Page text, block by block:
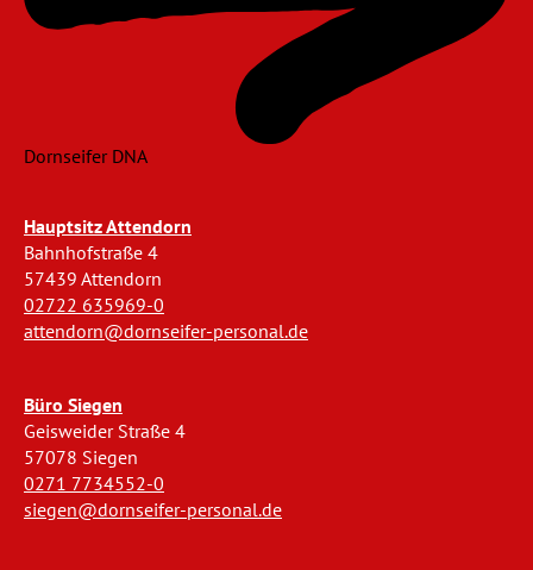
Dornseifer DNA
Hauptsitz Attendorn
Bahnhofstraße 4
57439 Attendorn
02722 635969-0
attendorn@dornseifer-personal.de
Büro Siegen
Geisweider Straße 4
57078 Siegen
0271 7734552-0
siegen@dornseifer-personal.de